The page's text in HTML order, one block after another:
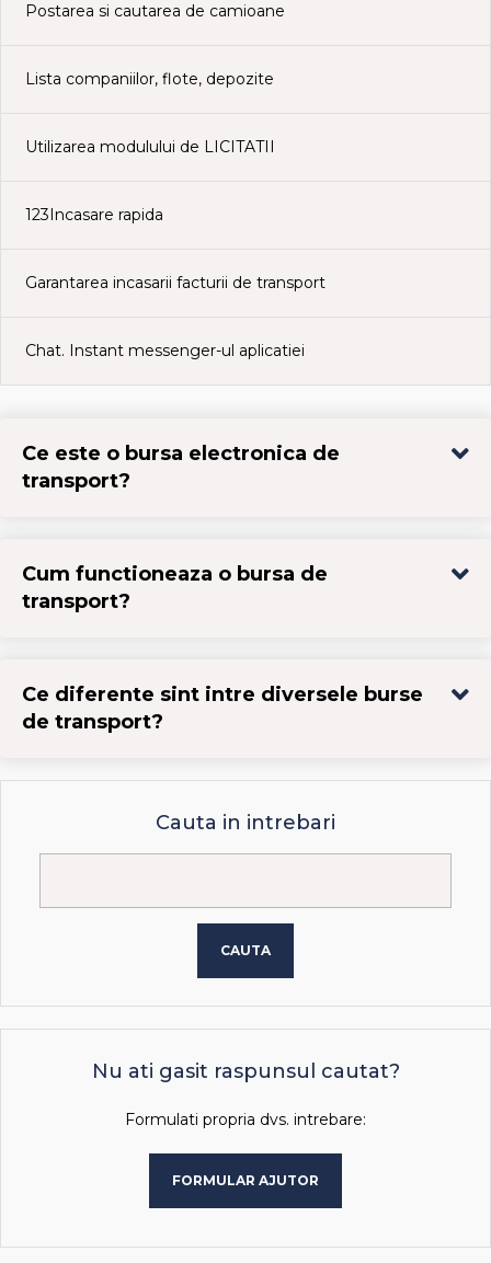
Postarea si cautarea de camioane
Lista companiilor, flote, depozite
Utilizarea modulului de LICITATII
123Incasare rapida
Garantarea incasarii facturii de transport
Chat. Instant messenger-ul aplicatiei
Ce este o bursa electronica de
transport?
Cum functioneaza o bursa de
transport?
Ce diferente sint intre diversele burse
de transport?
Cauta in intrebari
CAUTA
Nu ati gasit raspunsul cautat?
Formulati propria dvs. intrebare:
FORMULAR AJUTOR